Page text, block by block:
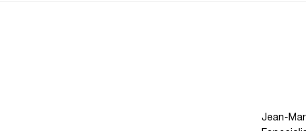
Jean-